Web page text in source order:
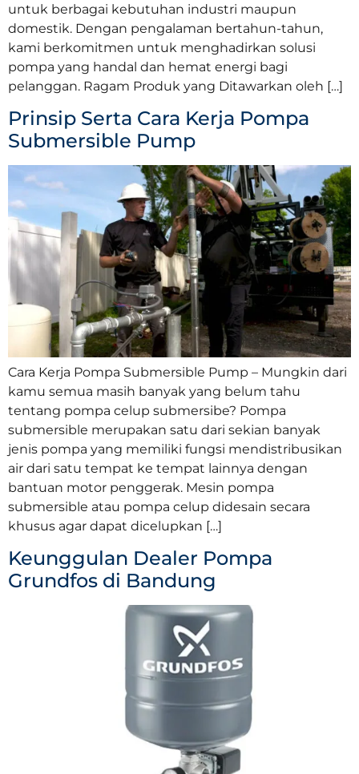
untuk berbagai kebutuhan industri maupun
domestik. Dengan pengalaman bertahun-tahun,
kami berkomitmen untuk menghadirkan solusi
pompa yang handal dan hemat energi bagi
pelanggan. Ragam Produk yang Ditawarkan oleh […]
Prinsip Serta Cara Kerja Pompa
Submersible Pump
Cara Kerja Pompa Submersible Pump – Mungkin dari
kamu semua masih banyak yang belum tahu
tentang pompa celup submersibe? Pompa
submersible merupakan satu dari sekian banyak
jenis pompa yang memiliki fungsi mendistribusikan
air dari satu tempat ke tempat lainnya dengan
bantuan motor penggerak. Mesin pompa
submersible atau pompa celup didesain secara
khusus agar dapat dicelupkan […]
Keunggulan Dealer Pompa
Grundfos di Bandung